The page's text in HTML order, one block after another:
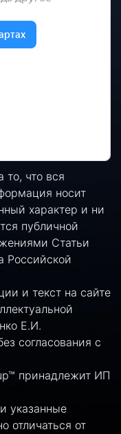
что вся
носит
характер и ни
публичной
Статьи
Российской
и текст на сайте
Е.И.
согласования с
принадлежит ИП
указанные
отличаться от